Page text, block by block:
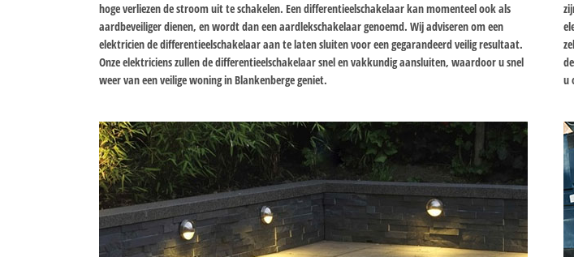
hoge verliezen de stroom uit te schakelen. Een differentieelschakelaar kan momenteel ook als
aardbeveiliger dienen, en wordt dan een aardlekschakelaar genoemd. Wij adviseren om een
elektricien de differentieelschakelaar aan te laten sluiten voor een gegarandeerd veilig resultaat.
Onze elektriciens zullen de differentieelschakelaar snel en vakkundig aansluiten, waardoor u snel
weer van een veilige woning in Blankenberge geniet.
u